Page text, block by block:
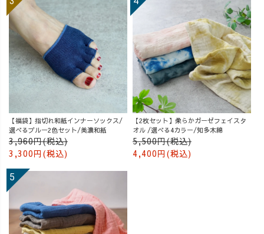
【福袋】指切れ和紙インナーソックス/
選べるブルー2色セット/美濃和紙
3,960円(税込)
3,300円(税込)
【2枚セット】柔らかガーゼフェイスタ
オル /選べる4カラー/知多木綿
5,500円(税込)
4,400円(税込)